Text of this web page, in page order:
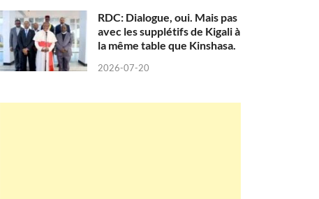
RDC: Dialogue, oui. Mais pas
avec les supplétifs de Kigali à
la même table que Kinshasa.
2026-07-20